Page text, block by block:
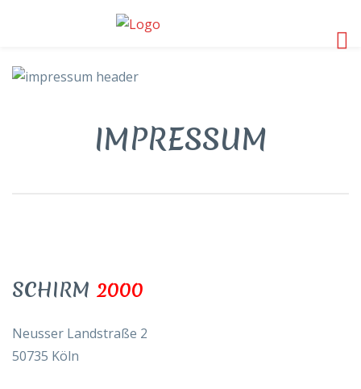
IMPRESSUM
SCHIRM 2000
Neusser Landstraße 2
50735 Köln